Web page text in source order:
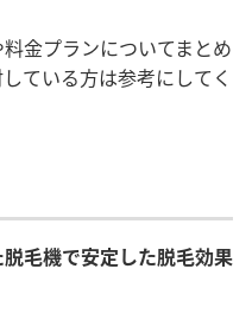
金プランについてまとめ
ている方は参考にしてく
毛機で安定した脱毛効果